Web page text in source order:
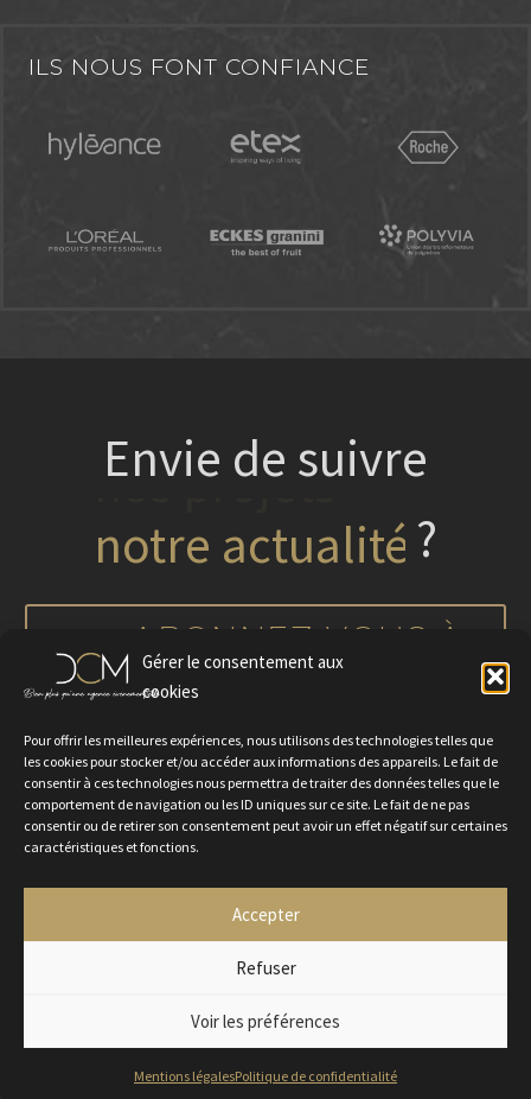
Gérer le consentement aux
cookies
Pour offrir les meilleures expériences, nous utilisons des technologies telles que
les cookies pour stocker et/ou accéder aux informations des appareils. Le fait de
consentir à ces technologies nous permettra de traiter des données telles que le
comportement de navigation ou les ID uniques sur ce site. Le fait de ne pas
consentir ou de retirer son consentement peut avoir un effet négatif sur certaines
caractéristiques et fonctions.
Accepter
Refuser
Voir les préférences
Mentions légalesPolitique de confidentialité
ILS NOUS FONT CONFIANCE
Envie de suivre
notre actualité
nos projets ?
ABONNEZ-VOUS À
NOTRE NEWSLETTER
Mentions légales
Rejoignez-nous
2024 © Agence DCM